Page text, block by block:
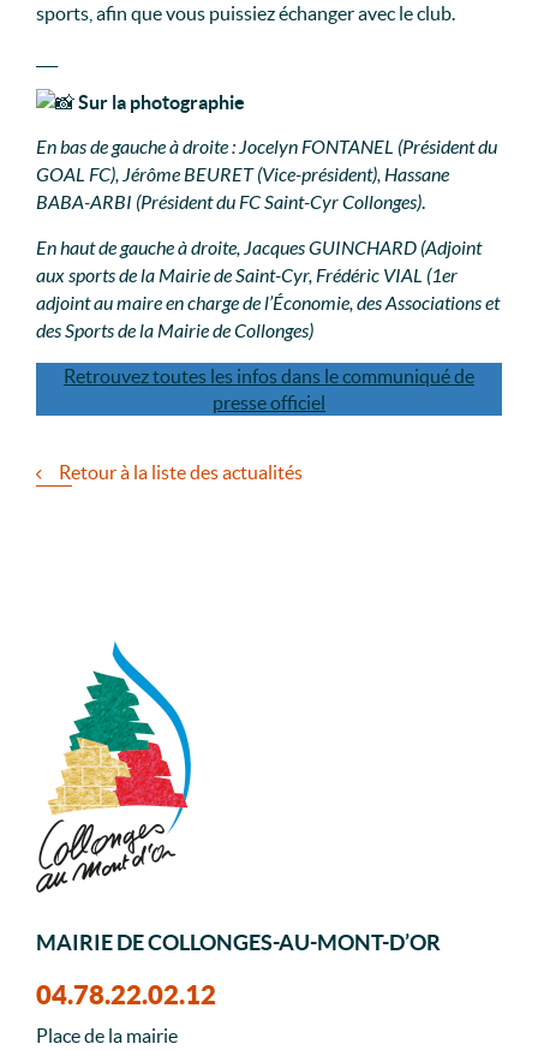
sports, afin que vous puissiez échanger avec le club.
Sur la photographie
En bas de gauche à droite : Jocelyn FONTANEL (Président du
GOAL FC), Jérôme BEURET (Vice-président), Hassane
BABA-ARBI (Président du FC Saint-Cyr Collonges).
En haut de gauche à droite, Jacques GUINCHARD (Adjoint
aux sports de la Mairie de Saint-Cyr, Frédéric VIAL (1er
adjoint au maire en charge de l’Économie, des Associations et
des Sports de la Mairie de Collonges)
Retrouvez toutes les infos dans le communiqué de
presse officiel
Retour à la liste des actualités
MAIRIE DE COLLONGES-AU-MONT-D’OR
04.78.22.02.12
Place de la mairie